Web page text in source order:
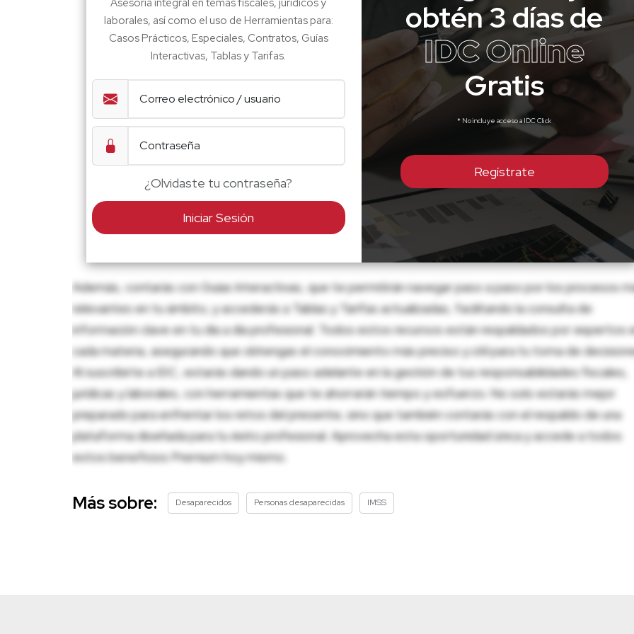
Asesoría integral en temas fiscales, jurídicos y
laborales, así como el uso de Herramientas para:
Casos Prácticos, Especiales, Contratos, Guías
Interactivas, Tablas y Tarifas.
¿Olvidaste tu contraseña?
Iniciar Sesión
obtén 3 días de
IDC Online
Gratis
* No incluye acceso a IDC Click
Regístrate
Además, contarás con Guías Interactivas, que te permitirán navegar paso a paso por los procesos
relevantes en tu ámbito, y accederás a Tablas y Tarifas actualizadas, facilitando la consulta de
información clave en tu día a día profesional. Todos estos recursos están respaldados por expertos
cada materia, asegurando que obtengas el conocimiento más preciso y útil para tu toma de
Al suscribirte a IDC, estarás dando un paso adelante en la gestión de tus responsabilidades fiscales,
jurídicas y laborales, con herramientas que te ahorrarán tiempo y esfuerzo. No solo estarás mejor
preparado para enfrentar los retos del presente, sino que también contarás con el respaldo de una
plataforma diseñada para tu éxito profesional. Aprovecha esta oportunidad única y accede a todos
estos beneficios Premium hoy mismo.
Más sobre: Desaparecidos Personas desaparecidas IMSS